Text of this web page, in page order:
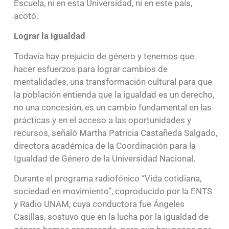
Escuela, ni en esta Universidad, ni en este país,
acotó.
Lograr la igualdad
Todavía hay prejuicio de género y tenemos que
hacer esfuerzos para lograr cambios de
mentalidades, una transformación cultural para que
la población entienda que la igualdad es un derecho,
no una concesión, es un cambio fundamental en las
prácticas y en el acceso a las oportunidades y
recursos, señaló Martha Patricia Castañeda Salgado,
directora académica de la Coordinación para la
Igualdad de Género de la Universidad Nacional.
Durante el programa radiofónico “Vida cotidiana,
sociedad en movimiento”, coproducido por la ENTS
y Radio UNAM, cuya conductora fue Ángeles
Casillas, sostuvo que en la lucha por la igualdad de